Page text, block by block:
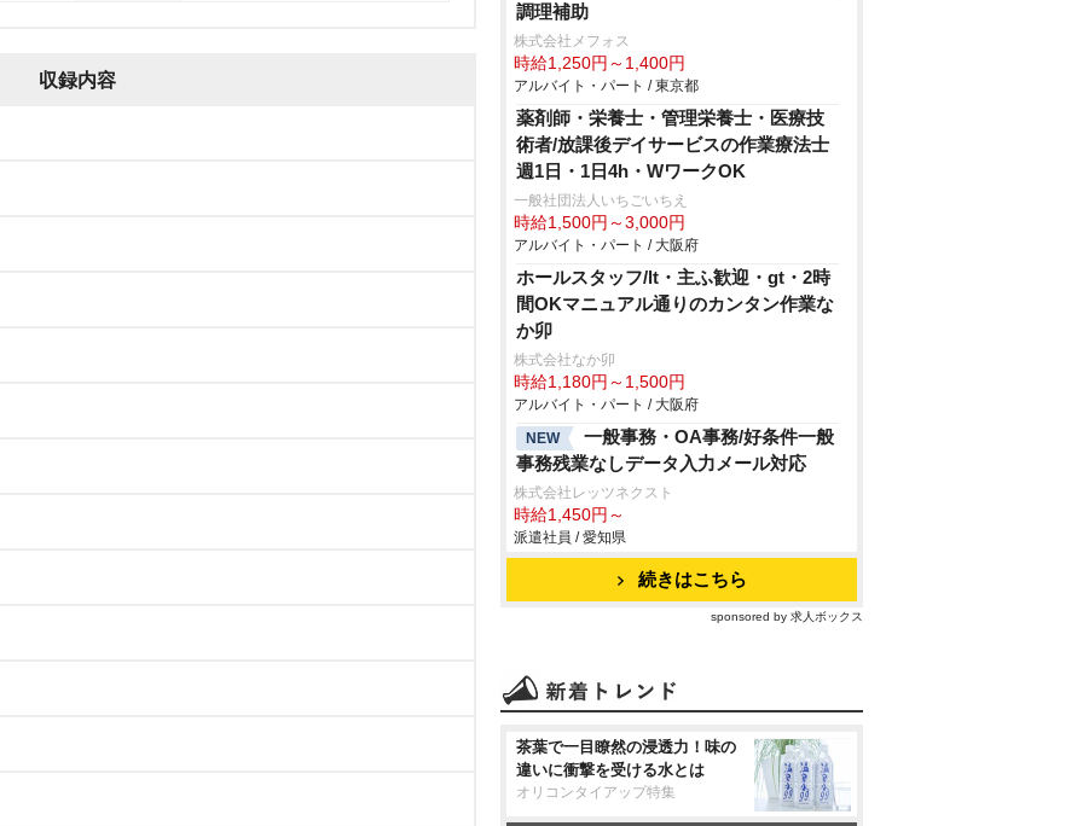
収録内容
調理補助
株式会社メフォス
時給1,250円～1,400円
アルバイト・パート / 東京都
薬剤師・栄養士・管理栄養士・医療技
術者/放課後デイサービスの作業療法士
週1日・1日4h・WワークOK
一般社団法人いちごいちえ
時給1,500円～3,000円
アルバイト・パート / 大阪府
ホールスタッフ/lt・主ふ歓迎・gt・2時
間OKマニュアル通りのカンタン作業な
か卯
株式会社なか卯
時給1,180円～1,500円
アルバイト・パート / 大阪府
NEW
一般事務・OA事務/好条件一般
事務残業なしデータ入力メール対応
株式会社レッツネクスト
時給1,450円～
派遣社員 / 愛知県
続きはこちら
sponsored by 求人ボックス
茶葉で一目瞭然の浸透力！味の
違いに衝撃を受ける水とは
オリコンタイアップ特集